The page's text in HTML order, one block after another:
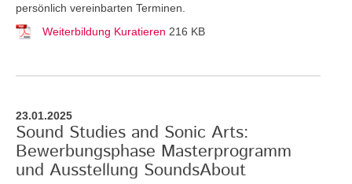
persönlich vereinbarten Terminen.
Weiterbildung Kuratieren 216 KB
23.01.2025
Sound Studies and Sonic Arts:
Bewerbungsphase Masterprogramm
und Ausstellung SoundsAbout